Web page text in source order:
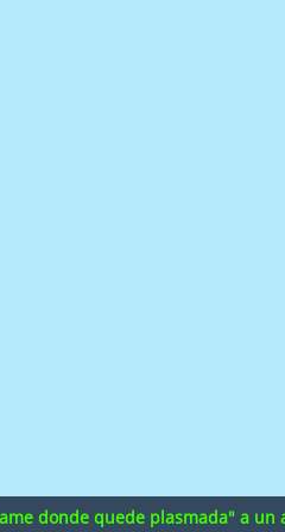
donde quede plasmada" a un